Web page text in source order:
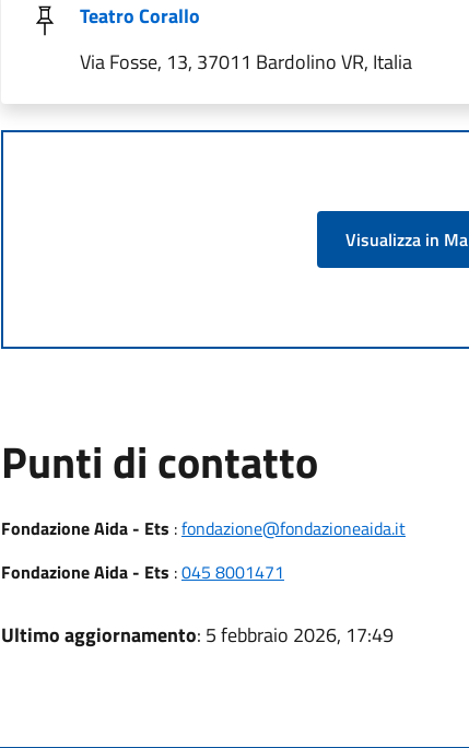
Teatro Corallo
Via Fosse, 13, 37011 Bardolino VR, Italia
Visualizza in
Punti di contatto
Fondazione Aida - Ets :fondazione@fondazioneaida.it
Fondazione Aida - Ets :045 8001471
Ultimo aggiornamento: 5 febbraio 2026, 17:49